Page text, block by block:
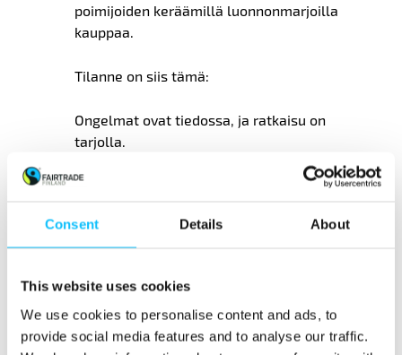
Consent Details About
This website uses cookies
We use cookies to personalise content and ads, to
provide social media features and to analyse our traffic.
poimijoiden keräämillä luonnonmarjoilla
kauppaa.
Tilanne on siis tämä:
Ongelmat ovat tiedossa, ja ratkaisu on
tarjolla.
Ja meitä on monia, jotka pidätämme
seuraavaksi tapahtuu – vai tapahtuuko
mitään?
Työsuhteisuus on hyvä asia,